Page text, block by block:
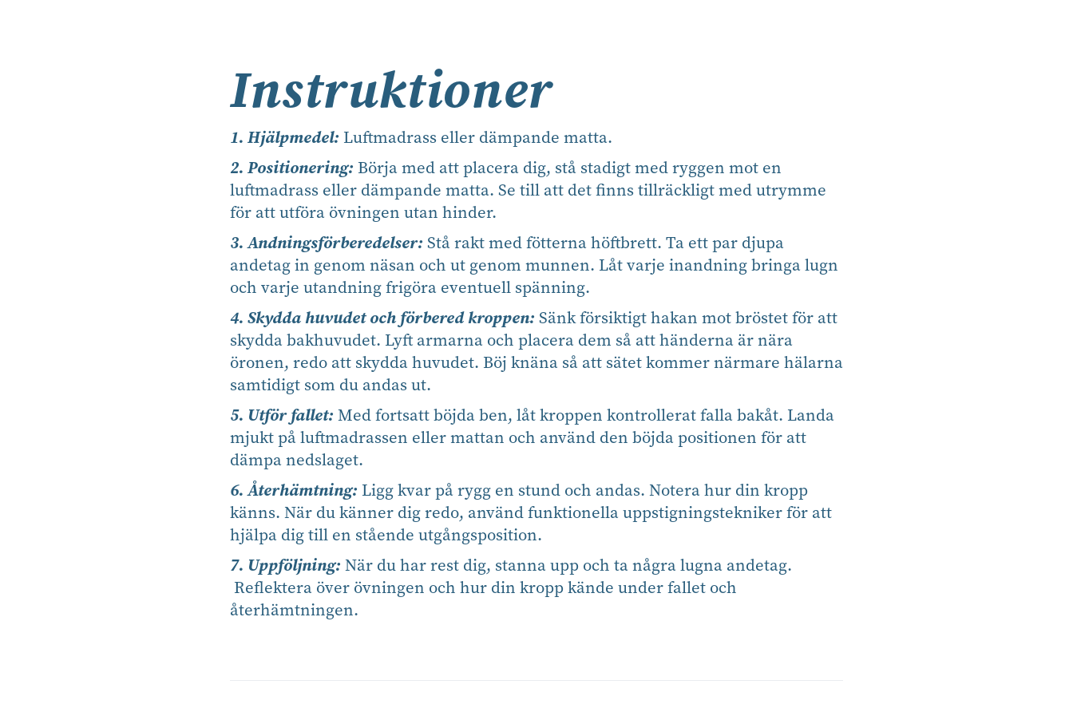
Instruktioner
1. Hjälpmedel: Luftmadrass eller dämpande matta.
2. Positionering: Börja med att placera dig, stå stadigt med ryggen mot en
luftmadrass eller dämpande matta. Se till att det finns tillräckligt med utrymme
för att utföra övningen utan hinder.
3. Andningsförberedelser: Stå rakt med fötterna höftbrett. Ta ett par djupa
andetag in genom näsan och ut genom munnen. Låt varje inandning bringa lugn
och varje utandning frigöra eventuell spänning.
4. Skydda huvudet och förbered kroppen: Sänk försiktigt hakan mot bröstet för att
skydda bakhuvudet. Lyft armarna och placera dem så att händerna är nära
öronen, redo att skydda huvudet. Böj knäna så att sätet kommer närmare hälarna
samtidigt som du andas ut.
5. Utför fallet: Med fortsatt böjda ben, låt kroppen kontrollerat falla bakåt. Landa
mjukt på luftmadrassen eller mattan och använd den böjda positionen för att
dämpa nedslaget.
6. Återhämtning: Ligg kvar på rygg en stund och andas. Notera hur din kropp
känns. När du känner dig redo, använd funktionella uppstigningstekniker för att
hjälpa dig till en stående utgångsposition.
7. Uppföljning: När du har rest dig, stanna upp och ta några lugna andetag.
Reflektera över övningen och hur din kropp kände under fallet och
återhämtningen.